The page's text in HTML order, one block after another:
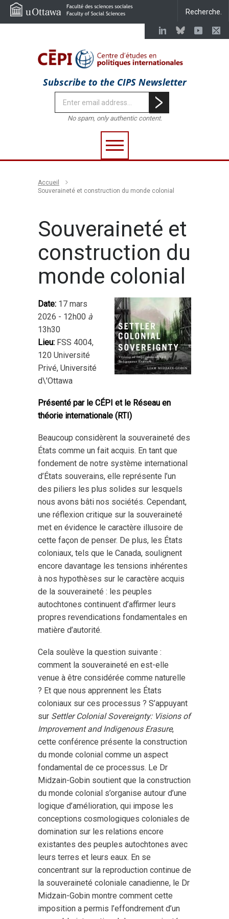
Subscribe to the CIPS Newsletter
No spam, only authentic content.
Accueil
Souveraineté et construction du monde colonial
Souveraineté et
construction du
monde colonial
Date: 17 mars
2026 - 12h00 à
13h30
Lieu: FSS 4004,
120 Université
Privé, Université
d\'Ottawa
Présenté par le CÉPI et le Réseau en
théorie internationale (RTI)
Beaucoup considèrent la souveraineté des
États comme un fait acquis. En tant que
fondement de notre système international
d’États souverains, elle représente l’un
des piliers les plus solides sur lesquels
nous avons bâti nos sociétés. Cependant,
une réflexion critique sur la souveraineté
met en évidence le caractère illusoire de
cette façon de penser. De plus, les États
coloniaux, tels que le Canada, soulignent
encore davantage les tensions inhérentes
à nos hypothèses sur le caractère acquis
de la souveraineté : les peuples
autochtones continuent d’affirmer leurs
propres revendications fondamentales en
matière d’autorité.
Cela soulève la question suivante :
comment la souveraineté en est-elle
venue à être considérée comme naturelle
? Et que nous apprennent les États
coloniaux sur ces processus ? S’appuyant
sur Settler Colonial Sovereignty: Visions of
Improvement and Indigenous Erasure,
cette conférence présente la construction
du monde colonial comme un aspect
fondamental de ce processus. Le Dr
Midzain-Gobin soutient que la construction
du monde colonial s’organise autour d’une
logique d’amélioration, qui impose les
conceptions cosmologiques coloniales de
domination sur les relations encore
existantes des peuples autochtones avec
leurs terres et leurs eaux. En se
concentrant sur la reproduction continue de
la souveraineté coloniale canadienne, le Dr
Midzain-Gobin montre comment cette
imposition a permis l’effondrement d’un